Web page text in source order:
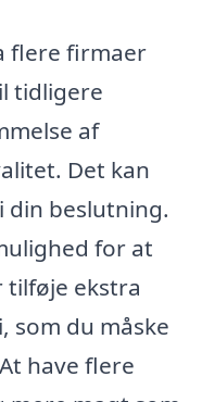
flere firmaer
tidligere
af
Det kan
din beslutning.
for at
tilføje ekstra
du måske
have flere